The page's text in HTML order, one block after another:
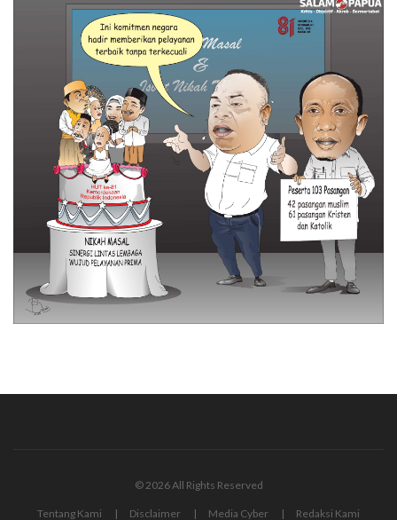
© 2026 All Rights Reserved
Tentang Kami Disclaimer Media Cyber Redaksi Kami